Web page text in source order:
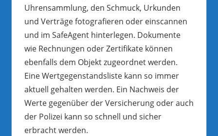
Uhrensammlung, den Schmuck, Urkunden
und Verträge fotografieren oder einscannen
und im SafeAgent hinterlegen. Dokumente
wie Rechnungen oder Zertifikate können
ebenfalls dem Objekt zugeordnet werden.
Eine Wertgegenstandsliste kann so immer
aktuell gehalten werden. Ein Nachweis der
Werte gegenüber der Versicherung oder auch
der Polizei kann so schnell und sicher
erbracht werden.